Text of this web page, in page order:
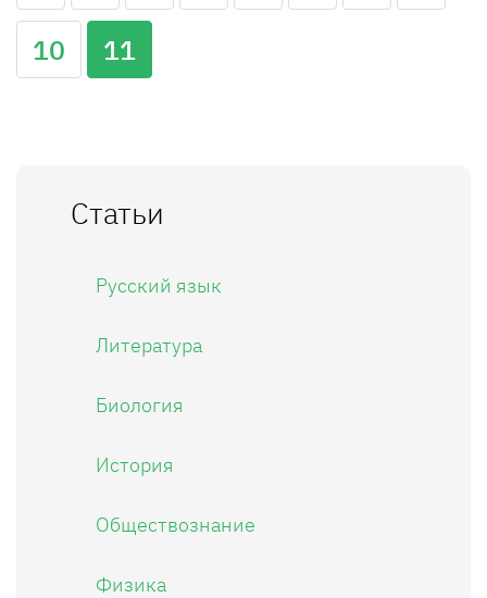
10
11
Статьи
Русский язык
Литература
Биология
История
Обществознание
Физика